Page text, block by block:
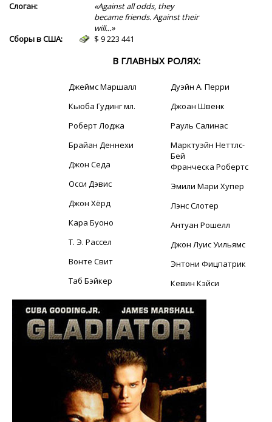
Слоган:
«Against all odds, they
became friends. Against their
will...»
Сборы в США:
$ 9 223 441
В ГЛАВНЫХ РОЛЯХ:
Джеймс Маршалл
Кьюба Гудинг мл.
Роберт Лоджа
Брайан Деннехи
Джон Седа
Осси Дэвис
Джон Хёрд
Кара Буоно
Т. Э. Рассел
Вонте Свит
Таб Бэйкер
Дуэйн А. Перри
Джоан Швенк
Рауль Салинас
Марктуэйн Неттлс-
Бей
Франческа Робертс
Эмили Мари Хупер
Лэнс Слотер
Антуан Рошелл
Джон Луис Уильямс
Энтони Фицпатрик
Кевин Кэйси